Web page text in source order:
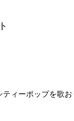
ティーポップを歌お